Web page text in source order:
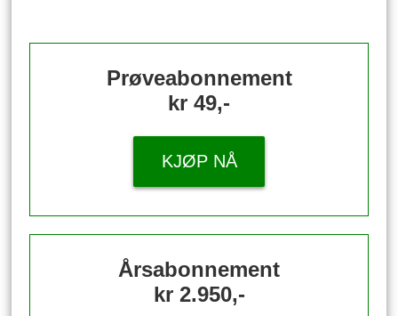
Prøveabonnement
kr 49,-
KJØP NÅ
Årsabonnement
kr 2.950,-